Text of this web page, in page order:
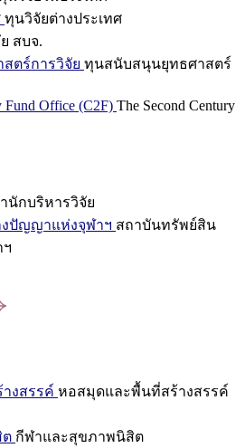
ทุนวิจัยต่างประเทศ
สบจ.
ตร์การวิจัย ทุนสนับสนุนยุทธศาสตร์
Fund Office (C2F) The Second Century
นักบริหารวิจัย
ปัญญาแห่งจุฬาฯ สถาบันทรัพย์สิน
งสรรค์ หอสมุดและพื้นที่สร้างสรรค์
ต กีฬาและสุขภาพนิสิต